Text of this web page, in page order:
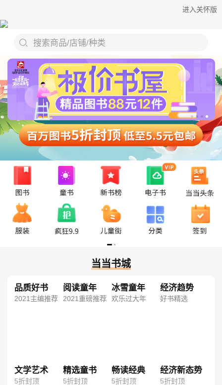
进入关怀版
搜索商品/店铺/种类
当当书城
品质好书
2021主编推荐
阅读童年
2021重磅推荐
冰雪童年
欢乐过大年
经济趋势
好书精选
文学艺术
5折封顶
精选童书
5折封顶
畅读经典
5折封顶
经济新态势
5折封顶